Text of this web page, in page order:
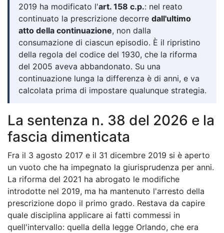
2019 ha modificato l'art. 158 c.p.: nel reato
continuato la prescrizione decorre dall'ultimo
atto della continuazione, non dalla
consumazione di ciascun episodio. È il ripristino
della regola del codice del 1930, che la riforma
del 2005 aveva abbandonato. Su una
continuazione lunga la differenza è di anni, e va
calcolata prima di impostare qualunque strategia.
La sentenza n. 38 del 2026 e la
fascia dimenticata
Fra il 3 agosto 2017 e il 31 dicembre 2019 si è aperto
un vuoto che ha impegnato la giurisprudenza per anni.
La riforma del 2021 ha abrogato le modifiche
introdotte nel 2019, ma ha mantenuto l'arresto della
prescrizione dopo il primo grado. Restava da capire
quale disciplina applicare ai fatti commessi in
quell'intervallo: quella della legge Orlando, che era